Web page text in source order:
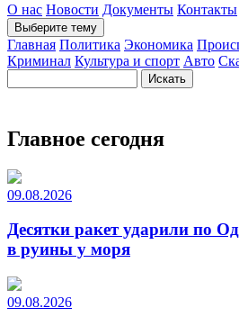
О нас Новости Документы Контакты
Выберите тему
Главная Политика Экономика
Криминал Культура и спорт Авто
Главное сегодня
09.08.2026
Десятки ракет ударили по
в руины у моря
09.08.2026